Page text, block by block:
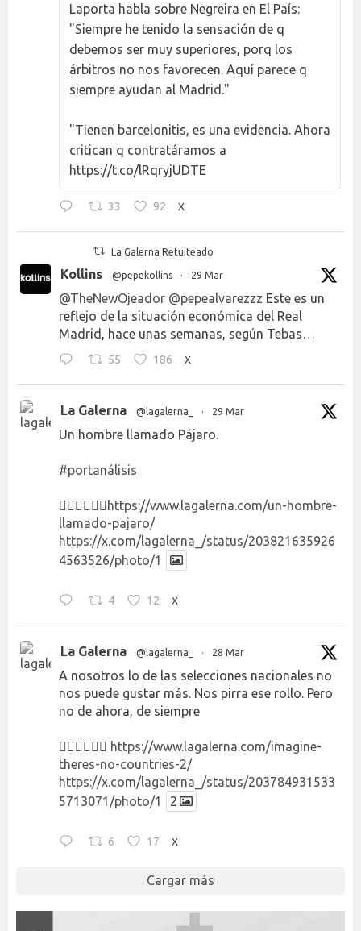
Laporta habla sobre Negreira en El País:
"Siempre he tenido la sensación de q
debemos ser muy superiores, porq los
árbitros no nos favorecen. Aquí parece q
siempre ayudan al Madrid."
"Tienen barcelonitis, es una evidencia. Ahora
critican q contratáramos a
https://t.co/lRqryjUDTE
33 92 X
La Galerna Retuiteado
Kollins @pepekollins · 29 Mar
@TheNewOjeador @pepealvarezzz Este es un
reflejo de la situación económica del Real
Madrid, hace unas semanas, según Tebas…
55 186 X
La Galerna @lagalerna_ · 29 Mar
Un hombre llamado Pájaro.
#portanálisis
👉🏻👉🏻👉🏻 https://www.lagalerna.com/un-hombre-
llamado-pajaro/
https://x.com/lagalerna_/status/203821635926
4563526/photo/1
4 12 X
La Galerna @lagalerna_ · 28 Mar
A nosotros lo de las selecciones nacionales no
nos puede gustar más. Nos pirra ese rollo. Pero
no de ahora, de siempre
👉🏻👉🏻👉🏻 https://www.lagalerna.com/imagine-
theres-no-countries-2/
https://x.com/lagalerna_/status/203784931533
5713071/photo/1
2
6 17 X
Cargar más